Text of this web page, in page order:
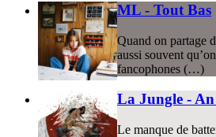
ML - Tout Bas
Quand on partage
aussi souvent
fancophones (…)
La Jungle -
Le manque de